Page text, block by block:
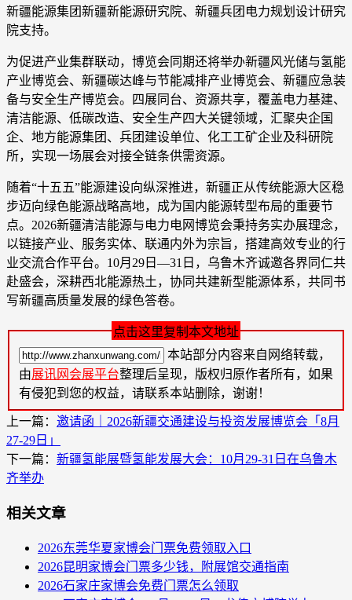
新疆能源集团新疆新能源研究院、新疆兵团电力规划设计研究
院支持。
为促进产业集群联动，博览会同期还将举办新疆风光储与氢能
产业博览会、新疆碳达峰与节能减排产业博览会、新疆应急装
备与安全生产博览会。四展同台、资源共享，覆盖电力基建、
清洁能源、低碳改造、安全生产四大关键领域，汇聚央企国
企、地方能源集团、兵团建设单位、化工工矿企业及科研院
所，实现一场展会对接全链条供需资源。
随着“十五五”能源建设向纵深推进，新疆正从传统能源大区稳
步迈向绿色能源战略高地，成为国内能源转型布局的重要节
点。2026新疆清洁能源与电力电网博览会秉持务实办展理念，
以链接产业、服务实体、联通内外为宗旨，搭建高效专业的行
业交流合作平台。10月29日—31日，乌鲁木齐诚邀各界同仁共
赴盛会，深耕西北能源热土，协同共建新型能源体系，共同书
写新疆高质量发展的绿色答卷。
点击这里复制本文地址
本站部分内容来自网络转载，
由展讯网会展平台整理后呈现，版权归原作者所有，如果
有侵犯到您的权益，请联系本站删除，谢谢！
上一篇： 邀请函｜2026新疆交通建设与投资发展博览会「8月
27-29日」
下一篇： 新疆氢能展暨氢能发展大会：10月29-31日在乌鲁木
齐举办
相关文章
2026东莞华夏家博会门票免费领取入口
2026昆明家博会门票多少钱，附展馆交通指南
2026石家庄家博会免费门票怎么领取